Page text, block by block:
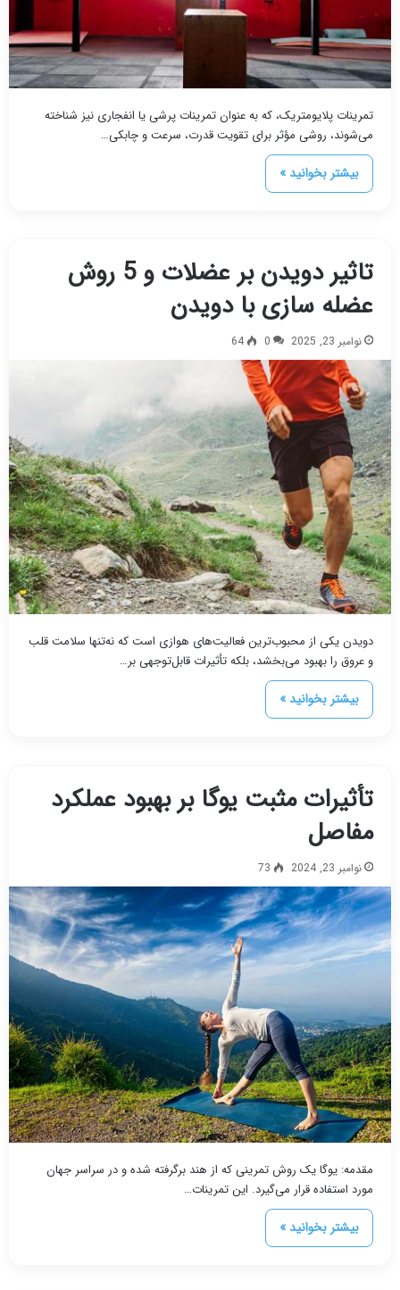
تمرینات پلایومتریک، که به عنوان تمرینات پرشی یا انفجاری نیز شناخته
می‌شوند، روشی مؤثر برای تقویت قدرت، سرعت و چابکی…
بیشتر بخوانید »
تاثیر دویدن بر عضلات و 5 روش
عضله سازی با دویدن
نوامبر 23, 2025 0
64
دویدن یکی از محبوب‌ترین فعالیت‌های هوازی است که نه‌تنها سلامت قلب
و عروق را بهبود می‌بخشد، بلکه تأثیرات قابل‌توجهی بر…
بیشتر بخوانید »
تأثیرات مثبت یوگا بر بهبود عملکرد
مفاصل
نوامبر 23, 2024 73
مقدمه: یوگا یک روش تمرینی که از هند برگرفته شده و در سراسر جهان
مورد استفاده قرار می‌گیرد. این تمرینات…
بیشتر بخوانید »